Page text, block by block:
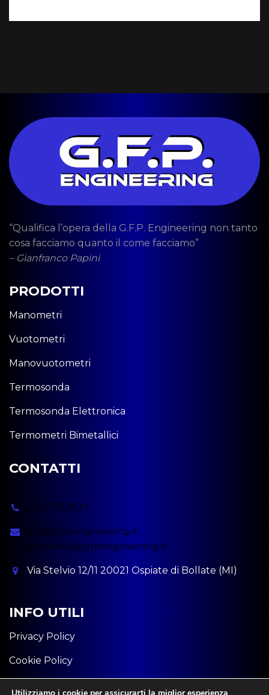
“Qualifica l’opera della G.F.P. Engineering non tanto
cosa facciamo quanto il come facciamo”
– Gianfranco Papini
PRODOTTI
Manometri
Vuotometri
Manovuotometri
Termosonda
Termosonda Elettronica
Termometri Bimetallici
CONTATTI
02 91702829
gfp@gfpengineering.it
antonella@gfpengineering.it
Via Stelvio 12/11 20021 Ospiate di Bollate (MI)
INFO UTILI
Privacy Policy
Cookie Policy